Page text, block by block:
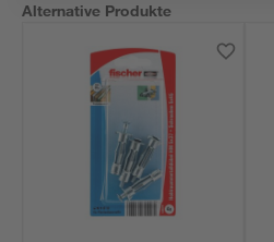
Alternative Produkte